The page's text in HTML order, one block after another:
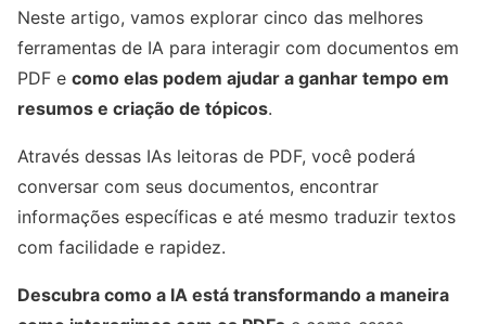
Neste artigo, vamos explorar cinco das melhores
ferramentas de IA para interagir com documentos em
PDF e como elas podem ajudar a ganhar tempo em
resumos e criação de tópicos.
Através dessas IAs leitoras de PDF, você poderá
conversar com seus documentos, encontrar
informações específicas e até mesmo traduzir textos
com facilidade e rapidez.
Descubra como a IA está transformando a maneira